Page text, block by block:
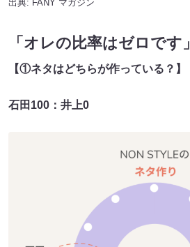
出典: FANY マガジン
「オレの比率はゼロです」
【①ネタはどちらが作っている？】
石田100：井上0